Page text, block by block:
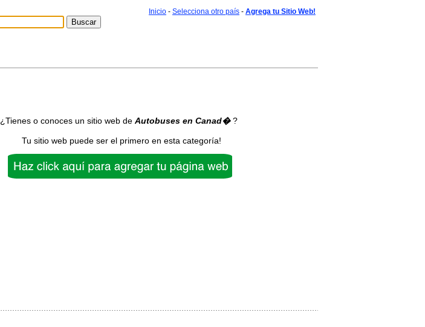
Inicio - Selecciona otro país - Agrega tu Sitio Web!
¿Tienes o conoces un sitio web de Autobuses en Canad�?
Tu sitio web puede ser el primero en esta categoría!